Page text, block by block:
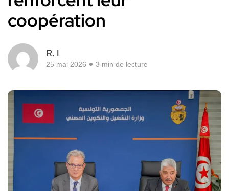
coopération
R. I
25 mai 2026 3 min de lecture